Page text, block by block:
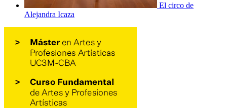
El circo de
Alejandra Icaza